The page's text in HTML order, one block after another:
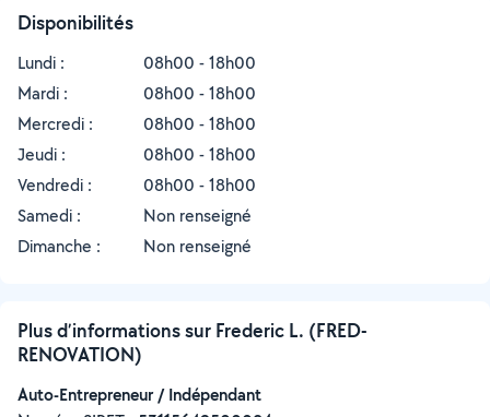
Disponibilités
Lundi :
08h00 - 18h00
Mardi :
08h00 - 18h00
Mercredi :
08h00 - 18h00
Jeudi :
08h00 - 18h00
Vendredi :
08h00 - 18h00
Samedi :
Non renseigné
Dimanche :
Non renseigné
Plus d’informations sur Frederic L. (FRED-
RENOVATION)
Auto-Entrepreneur / Indépendant